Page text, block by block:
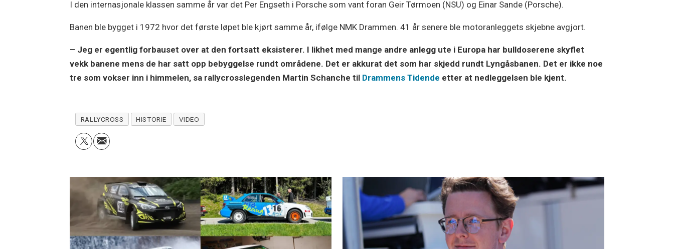
I den internasjonale klassen samme år var det Per Engseth i Porsche som vant foran Geir Tørmoen (NSU) og Einar Sande (Porsche).
Banen ble bygget i 1972 hvor det første løpet ble kjørt samme år, ifølge NMK Drammen. 41 år senere ble motoranleggets skjebne avgjort.
– Jeg er egentlig forbauset over at den fortsatt eksisterer. I likhet med mange andre anlegg ute i Europa har bulldoserene skyflet
vekk banene mens de har satt opp bebyggelse rundt områdene. Det er akkurat det som har skjedd rundt Lyngåsbanen. Det er ikke noe
tre som vokser inn i himmelen, sa rallycrosslegenden Martin Schanche til Drammens Tidende etter at nedleggelsen ble kjent.
RALLYCROSS HISTORIE VIDEO